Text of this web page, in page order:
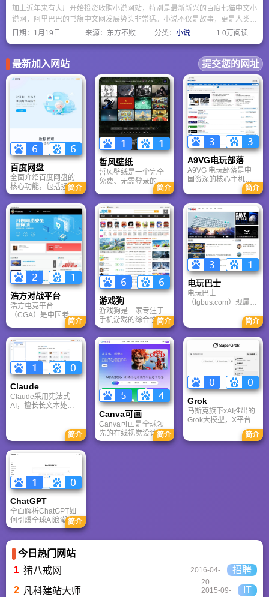
加上近年来有大厂开始投资收购小说网站，特别是最新新兴的百度七猫中文小
说网，阿里巴巴的书旗中文网发展势头非常猛。小说不仅是故事，更是人类情
感、思想和想象力的容器。只要人还有梦想、困惑、孤独或好奇，小说就永远
日期： 1月19日 来源：东方不败网址大全 分类：小说 1.0万阅读
最新加入网站 提交您的网址
百度网盘
全面介绍百度网盘的
核心功能，包括拯救
手机内存、在线看视
频、AI智能做笔记与
总结长文。详细解答
数据安全性及服务器
备份机制，带你了解
GenFlow AI智能体如
何帮你高效办公与学
习。
简介
哲风壁纸
哲风壁纸是一个完全
免费、无需登录的高
清壁纸下载网站。提
供海量4K、8K超清电
脑与手机壁纸，涵盖
动漫、风景、赛博朋
克等多元风格。支持
动态壁纸与头像制
作，国内访问极速，
是美化桌面的首选平
台。
简介
A9VG电玩部落
A9VG 电玩部落是中
国资深的核心主机游
戏玩家社区。网站以
论坛为核心，提供全
面的主机游戏资讯、
攻略和资料库，覆盖
PlayStation、Xbox、
Switch 等全平台。凭
借其深厚的历史积淀
和活跃的用户群体，
A9VG 成为硬核玩家
交流心得、分享攻略
的首选平台之一。
简介
浩方对战平台
浩方电竞平台
（CGA）是中国老牌
游戏联机平台，提供
CS、War3、星际争霸
等经典游戏的稳定联
机服务。重温DOTA1
的激情岁月，找回当
年的战友。同时提供
最新CGA电竞赛事资
讯及热门页游入口，
致敬中国电竞的黄金
时代。
简介
游戏狗
游戏狗是一家专注于
手机游戏的综合性门
户网站。它致力于为
手游玩家提供最新、
最全的游戏资讯、攻
略、评测及视频等内
容，是国内较早一批
专注于移动游戏领域
的垂直媒体。
简介
电玩巴士
电玩巴士
（tgbus.com）现属于
注于解决游戏用户需
求的综合性游戏门户
网站，电玩巴士是一
个全面的综合性游戏
门户，专注于为全球
玩家提供主机、PC及
移动端游戏的全方位
资讯。
简介
Claude
Claude采用宪法式
AI，擅长长文本处理
在复杂推理、代码与
快速迭代上占优。两
者定位不同，各有千
简介
Canva可画
Canva可画是全球领
先的在线视觉设计平
台，内置AI“魔力工作
简介
Grok
马斯克旗下xAI推出的
Grok大模型，X平台实
时数据整合与多智能
体协作的核心优势。
针对其中文能力、隐
简介
ChatGPT‌
全面解析ChatGPT如
何引爆全球AI浪潮！
通俗讲解神经网络、
Transformer与RLHF
核心技术，带您轻松
看懂大语言模型如何
重塑未来。
简介
今日热门网站
1 猪八戒网
2016-04-
20
招聘
2 凡科建站大师
2015-09-
IT